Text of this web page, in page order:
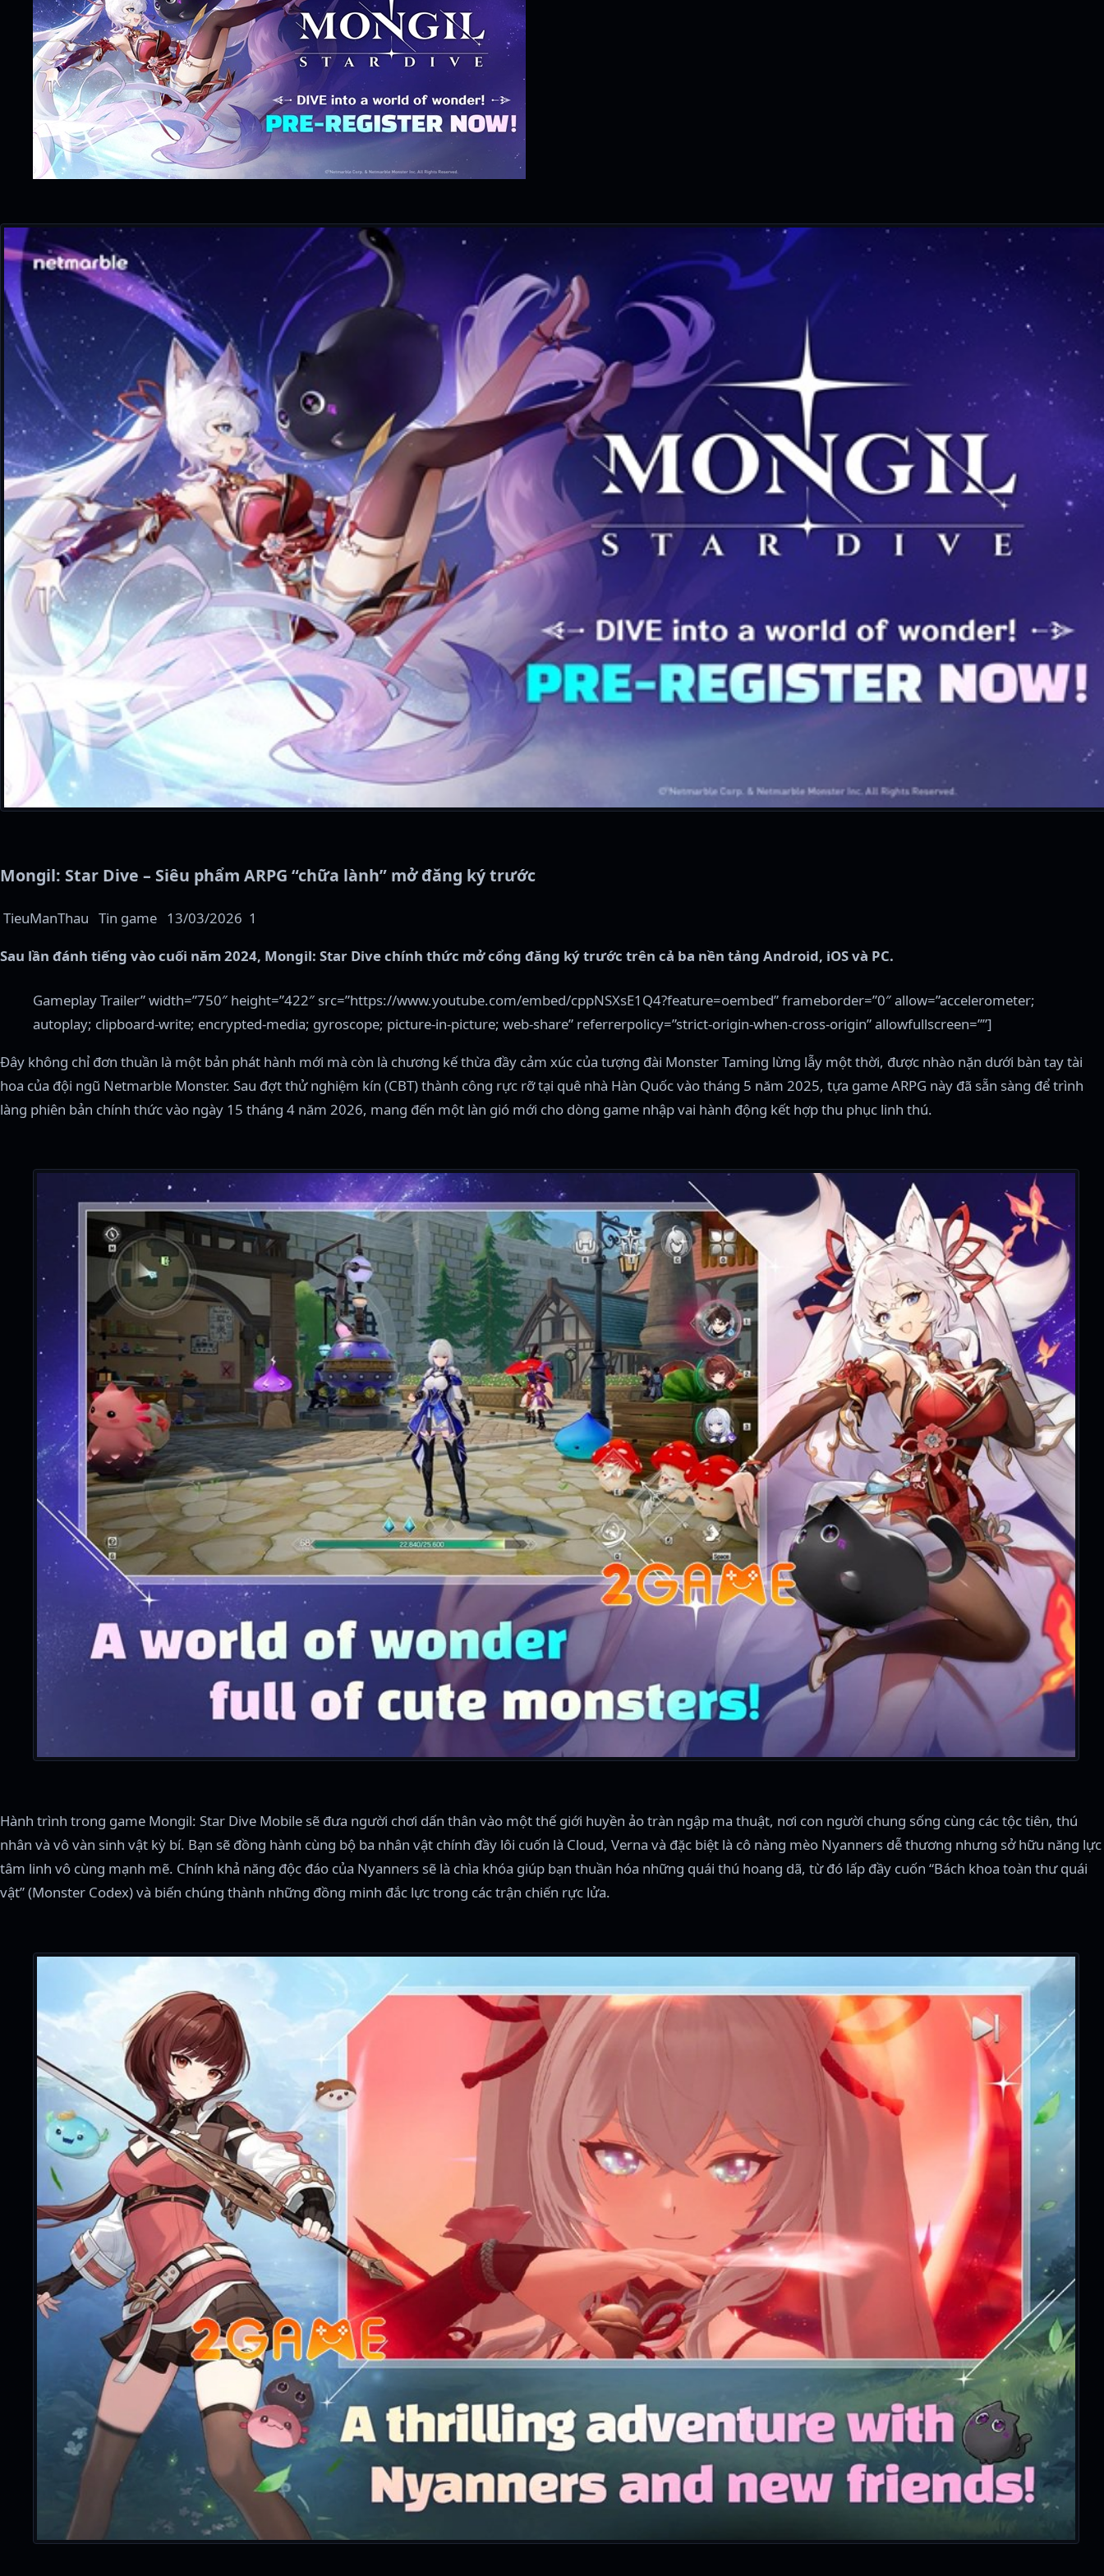
Mongil: Star Dive – Siêu phẩm ARPG “chữa lành” mở đăng ký trước
TieuManThau Tin game 13/03/2026 1
Sau lần đánh tiếng vào cuối năm 2024, Mongil: Star Dive chính thức mở cổng đăng ký trước trên cả ba nền tảng Android, iOS và PC.
Gameplay Trailer” width=”750″ height=”422″ src=”https://www.youtube.com/embed/cppNSXsE1Q4?feature=oembed” frameborder=”0″ allow=”accelerometer;
autoplay; clipboard-write; encrypted-media; gyroscope; picture-in-picture; web-share” referrerpolicy=”strict-origin-when-cross-origin” allowfullscreen=””]
Đây không chỉ đơn thuần là một bản phát hành mới mà còn là chương kế thừa đầy cảm xúc của tượng đài Monster Taming lừng lẫy một thời, được nhào nặn dưới bàn tay tài
hoa của đội ngũ Netmarble Monster. Sau đợt thử nghiệm kín (CBT) thành công rực rỡ tại quê nhà Hàn Quốc vào tháng 5 năm 2025, tựa game ARPG này đã sẵn sàng để trình
làng phiên bản chính thức vào ngày 15 tháng 4 năm 2026, mang đến một làn gió mới cho dòng game nhập vai hành động kết hợp thu phục linh thú.
Hành trình trong game Mongil: Star Dive Mobile sẽ đưa người chơi dấn thân vào một thế giới huyền ảo tràn ngập ma thuật, nơi con người chung sống cùng các tộc tiên, thú
nhân và vô vàn sinh vật kỳ bí. Bạn sẽ đồng hành cùng bộ ba nhân vật chính đầy lôi cuốn là Cloud, Verna và đặc biệt là cô nàng mèo Nyanners dễ thương nhưng sở hữu năng lực
tâm linh vô cùng mạnh mẽ. Chính khả năng độc đáo của Nyanners sẽ là chìa khóa giúp bạn thuần hóa những quái thú hoang dã, từ đó lấp đầy cuốn “Bách khoa toàn thư quái
vật” (Monster Codex) và biến chúng thành những đồng minh đắc lực trong các trận chiến rực lửa.